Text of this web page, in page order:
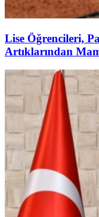
Lise Öğrencileri,
Artıklarından